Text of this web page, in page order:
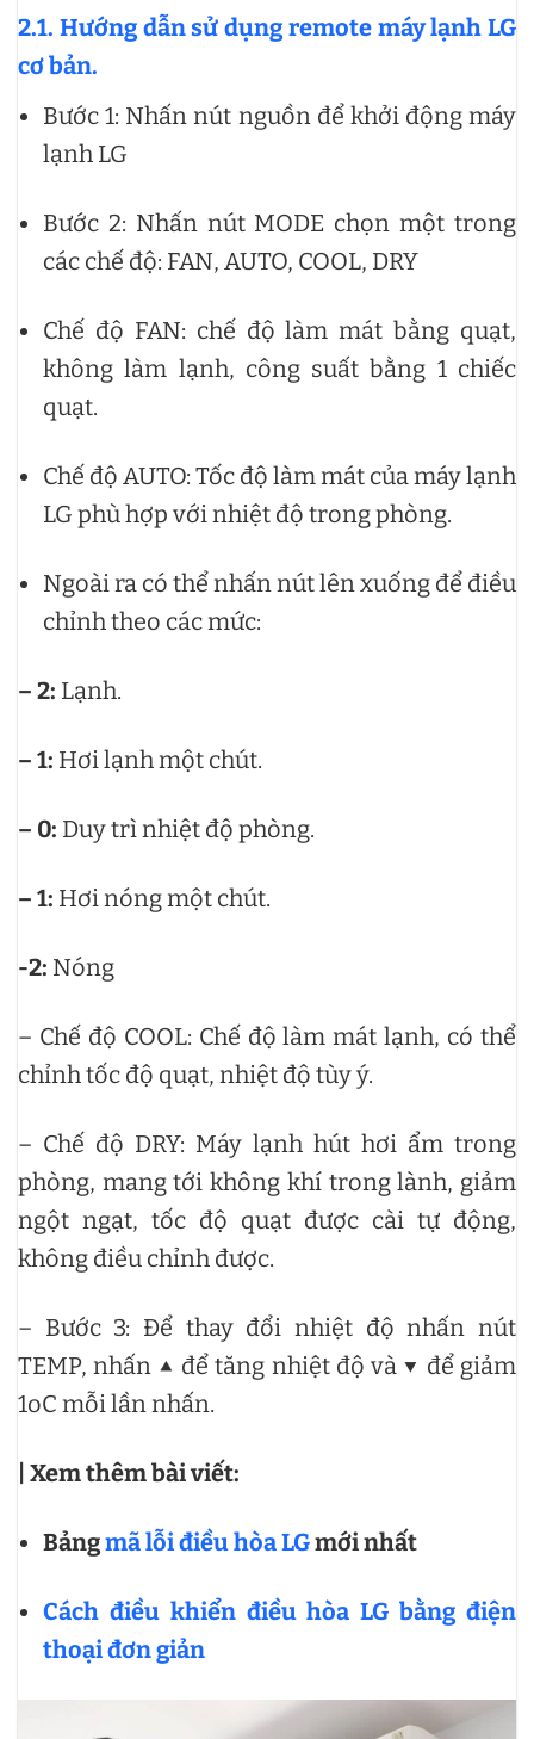
2.1. Hướng dẫn sử dụng remote máy lạnh LG
cơ bản.
Bước 1: Nhấn nút nguồn để khởi động máy
lạnh LG
Bước 2: Nhấn nút MODE chọn một trong
các chế độ: FAN, AUTO, COOL, DRY
Chế độ FAN: chế độ làm mát bằng quạt,
không làm lạnh, công suất bằng 1 chiếc
quạt.
Chế độ AUTO: Tốc độ làm mát của máy lạnh
LG phù hợp với nhiệt độ trong phòng.
Ngoài ra có thể nhấn nút lên xuống để điều
chỉnh theo các mức:
– 2: Lạnh.
– 1: Hơi lạnh một chút.
– 0: Duy trì nhiệt độ phòng.
– 1: Hơi nóng một chút.
-2: Nóng
– Chế độ COOL: Chế độ làm mát lạnh, có thể
chỉnh tốc độ quạt, nhiệt độ tùy ý.
– Chế độ DRY: Máy lạnh hút hơi ẩm trong
phòng, mang tới không khí trong lành, giảm
ngột ngạt, tốc độ quạt được cài tự động,
không điều chỉnh được.
– Bước 3: Để thay đổi nhiệt độ nhấn nút
TEMP, nhấn ▲ để tăng nhiệt độ và ▼ để giảm
1oC mỗi lần nhấn.
| Xem thêm bài viết:
Bảngmã lỗi điều hòa LGmới nhất
Cách điều khiển điều hòa LG bằng điện
thoại đơn giản